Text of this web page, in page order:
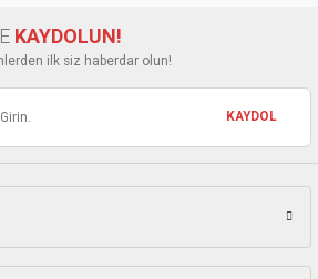
daha pahalı.
olmalı.
KAYDOLUN!
ilk siz haberdar olun!
KAYDOL